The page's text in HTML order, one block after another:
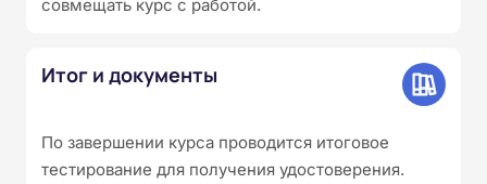
совмещать курс с работой.
Итог и документы
По завершении курса проводится итоговое
тестирование для получения удостоверения.